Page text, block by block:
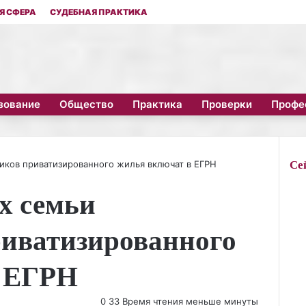
СФЕРА СУДЕБНАЯ ПРАКТИКА
Общество Практика Проверки
приватизированного жилья включат в ЕГРН
семьи
ЕГРН
0 33 Время чтения меньше минуты